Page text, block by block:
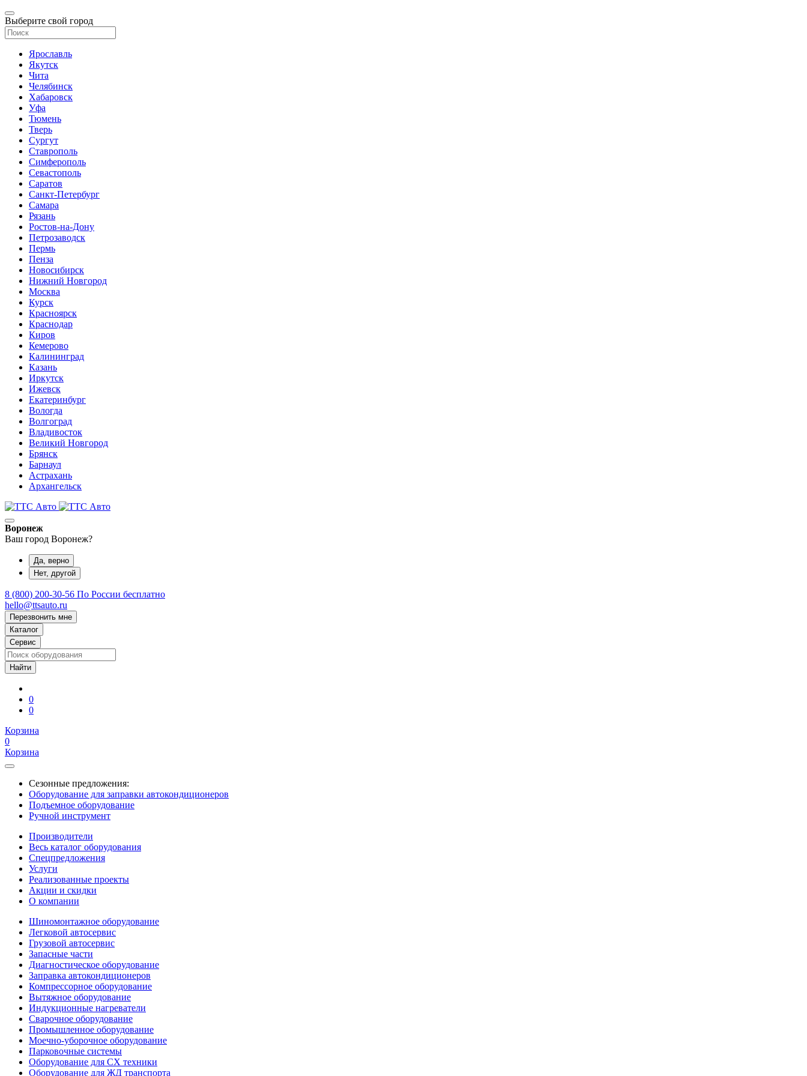
Выберите свой город
Ярославль
Якутск
Чита
Челябинск
Хабаровск
Уфа
Тюмень
Тверь
Сургут
Ставрополь
Симферополь
Севастополь
Саратов
Санкт-Петербург
Самара
Рязань
Ростов-на-Дону
Петрозаводск
Пермь
Пенза
Новосибирск
Нижний Новгород
Москва
Курск
Красноярск
Краснодар
Киров
Кемерово
Калининград
Казань
Иркутск
Ижевск
Екатеринбург
Вологда
Волгоград
Владивосток
Великий Новгород
Брянск
Барнаул
Астрахань
Архангельск
Воронеж
Ваш город Воронеж?
Да, верно
Нет, другой
8 (800) 200-30-56 По России бесплатно
hello@ttsauto.ru
Перезвонить мне
Каталог
Сервис
0
0
Корзина
0
Корзина
Сезонные предложения:
Оборудование для заправки автокондиционеров
Подъемное оборудование
Ручной инструмент
Производители
Весь каталог оборудования
Спецпредложения
Услуги
Реализованные проекты
Акции и скидки
О компании
Шиномонтажное оборудование
Легковой автосервис
Грузовой автосервис
Запасные части
Диагностическое оборудование
Заправка автокондиционеров
Компрессорное оборудование
Вытяжное оборудование
Индукционные нагреватели
Сварочное оборудование
Промышленное оборудование
Моечно-уборочное оборудование
Парковочные системы
Оборудование для СХ техники
Оборудование для ЖД транспорта